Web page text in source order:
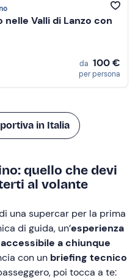
Valli di Lanzo con
da 100 €
per persona
in Italia
quello che devi
al volante
una supercar per la prima
di guida, un’esperienza
a chiunque
con un briefing tecnico
poi tocca a te: